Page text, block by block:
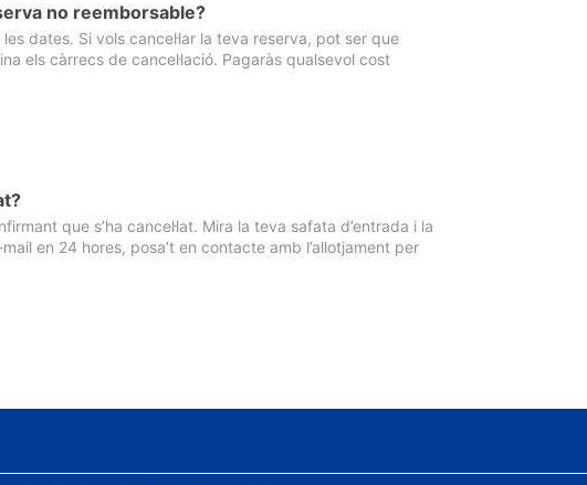
no reemborsable?
dates. Si vols cancel·lar la teva reserva, pot ser que
els càrrecs de cancel·lació. Pagaràs qualsevol cost
que s’ha cancel·lat. Mira la teva safata d’entrada i la
en 24 hores, posa’t en contacte amb l’allotjament per